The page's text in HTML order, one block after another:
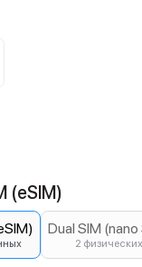
(eSIM)
Dual SIM
2 физических